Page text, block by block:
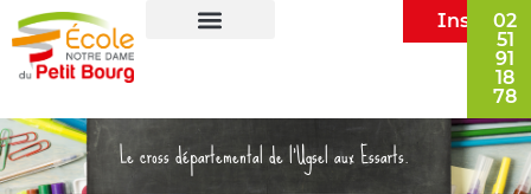
02
51
91
18
78
Le cross départemental de l’Ugsel aux Essarts.